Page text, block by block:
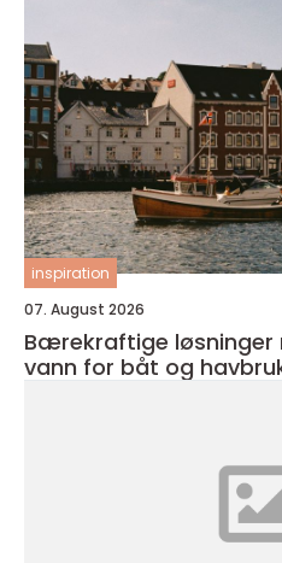
inspiration
07. August 2026
Bærekraftige løsninger
vann for båt og